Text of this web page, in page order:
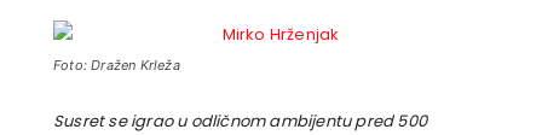
Foto: Dražen Krleža
Susret se igrao u odličnom ambijentu pred 500